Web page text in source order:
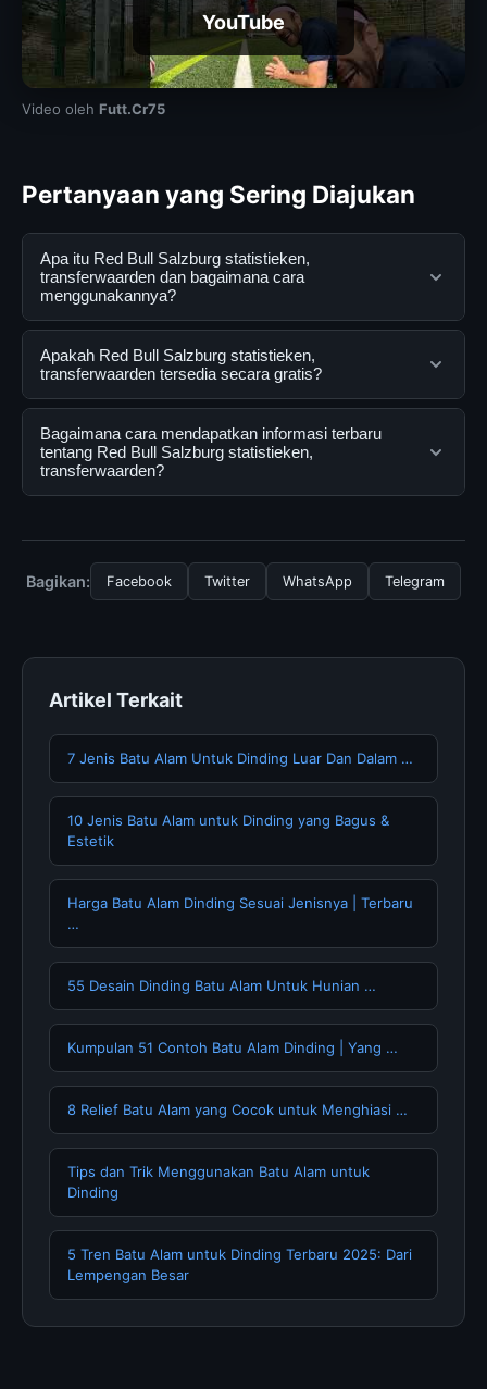
YouTube
Video oleh Futt.Cr75
Pertanyaan yang Sering Diajukan
Apa itu Red Bull Salzburg statistieken,
transferwaarden dan bagaimana cara
menggunakannya?
Red Bull Salzburg statistieken, transferwaarden adalah
layanan digital yang dirancang untuk membantu
pengguna mendapatkan informasi lengkap dan
terpercaya. Anda dapat menggunakannya dengan
mengunjungi situs resmi dan mengikuti panduan yang
tersedia.
Apakah Red Bull Salzburg statistieken,
transferwaarden tersedia secara gratis?
Ya, Red Bull Salzburg statistieken, transferwaarden
dapat diakses secara gratis oleh semua pengguna.
Tidak ada biaya tersembunyi atau langganan yang
Bagaimana cara mendapatkan informasi terbaru
tentang Red Bull Salzburg statistieken,
transferwaarden?
mengunjungi halaman resmi kami secara berkala. Kami
selalu memperbarui konten dengan informasi terkini dan
Bagikan: Facebook Twitter WhatsApp Telegram
Artikel Terkait
7 Jenis Batu Alam Untuk Dinding Luar Dan Dalam …
10 Jenis Batu Alam untuk Dinding yang Bagus &
Estetik
Harga Batu Alam Dinding Sesuai Jenisnya | Terbaru
…
55 Desain Dinding Batu Alam Untuk Hunian …
Kumpulan 51 Contoh Batu Alam Dinding | Yang …
8 Relief Batu Alam yang Cocok untuk Menghiasi …
Tips dan Trik Menggunakan Batu Alam untuk
Dinding
5 Tren Batu Alam untuk Dinding Terbaru 2025: Dari
Lempengan Besar